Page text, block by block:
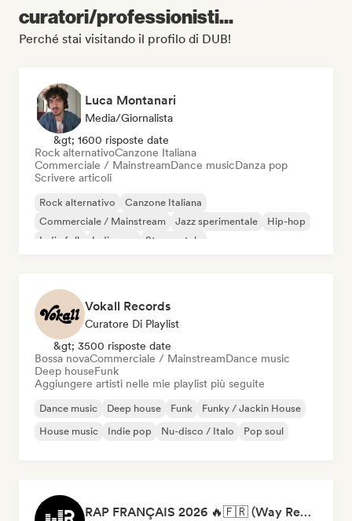
curatori/professionisti...
Perché stai visitando il profilo di DUB!
Luca Montanari
Media/Giornalista
&gt; 1600 risposte date
Rock alternativoCanzone Italiana
Commerciale / MainstreamDance musicDanza pop
Scrivere articoli
Rock alternativo
Canzone Italiana
Commerciale / Mainstream
Jazz sperimentale
Hip-hop
Indie folk
Indie pop Strumentale
Vokall Records
Curatore Di Playlist
&gt; 3500 risposte date
Bossa novaCommerciale / MainstreamDance music
Deep houseFunk
Aggiungere artisti nelle mie playlist più seguite
Dance music Deep house Funk
Funky / Jackin House
House music
Indie pop Nu-disco / Italo Pop soul
RAP FRANÇAIS 2026 🔥🇫🇷 (Way Records)